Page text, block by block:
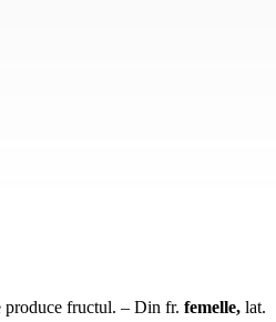
produce fructul. – Din fr. femelle, lat.